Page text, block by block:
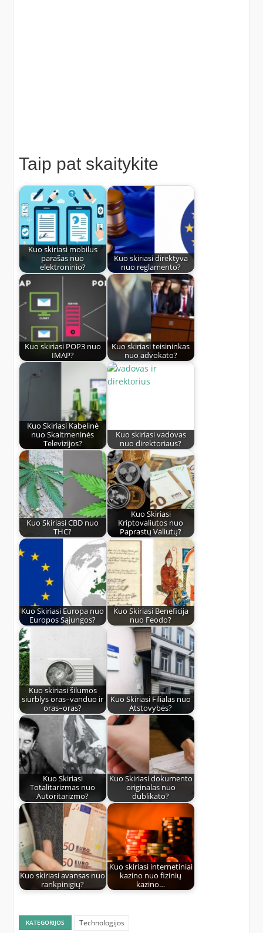
Taip pat skaitykite
Kuo skiriasi mobilus
parašas nuo
elektroninio?
Kuo skiriasi direktyva
nuo reglamento?
Kuo skiriasi POP3 nuo
IMAP?
Kuo skiriasi teisininkas
nuo advokato?
Kuo Skiriasi Kabelinė
nuo Skaitmeninės
Televizijos?
Kuo skiriasi vadovas
nuo direktoriaus?
Kuo Skiriasi CBD nuo
THC?
Kuo Skiriasi
Kriptovaliutos nuo
Paprastų Valiutų?
Kuo Skiriasi Europa nuo
Europos Sąjungos?
Kuo Skiriasi Beneficija
nuo Feodo?
Kuo skiriasi šilumos
siurblys oras–vanduo ir
oras–oras?
Kuo Skiriasi Filialas nuo
Atstovybės?
Kuo Skiriasi
Totalitarizmas nuo
Autoritarizmo?
Kuo Skiriasi dokumento
originalas nuo
dublikato?
Kuo skiriasi avansas nuo
rankpinigių?
Kuo skiriasi internetiniai
kazino nuo fizinių
kazino…
KATEGORIJOS Technologijos